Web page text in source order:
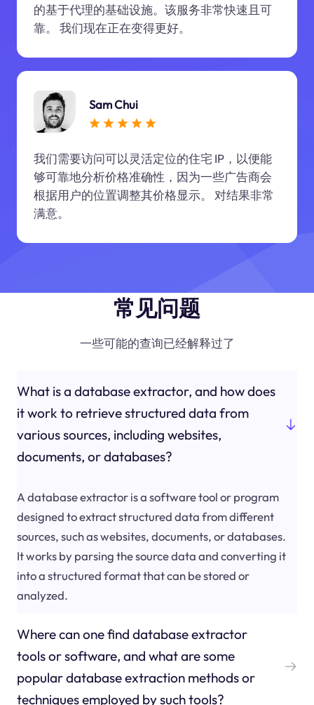
的基于代理的基础设施。该服务非常快速且可
靠。 我们现在正在变得更好。
Sam Chui
我们需要访问可以灵活定位的住宅 IP，以便能
够可靠地分析价格准确性，因为一些广告商会
根据用户的位置调整其价格显示。 对结果非常
满意。
常见问题
一些可能的查询已经解释过了
What is a database extractor, and how does
it work to retrieve structured data from
various sources, including websites,
documents, or databases?
A database extractor is a software tool or program
designed to extract structured data from different
sources, such as websites, documents, or databases.
It works by parsing the source data and converting it
into a structured format that can be stored or
analyzed.
Where can one find database extractor
tools or software, and what are some
popular database extraction methods or
techniques employed by such tools?